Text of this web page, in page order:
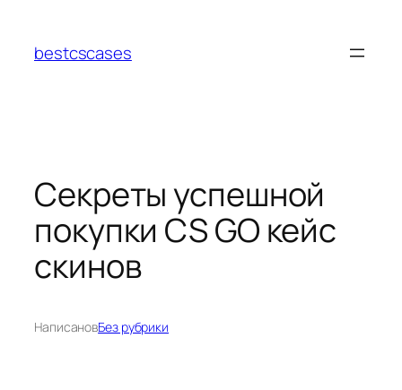
содержимому
bestcscases
Секреты успешной
покупки CS GO кейс
скинов
НаписановБез рубрики